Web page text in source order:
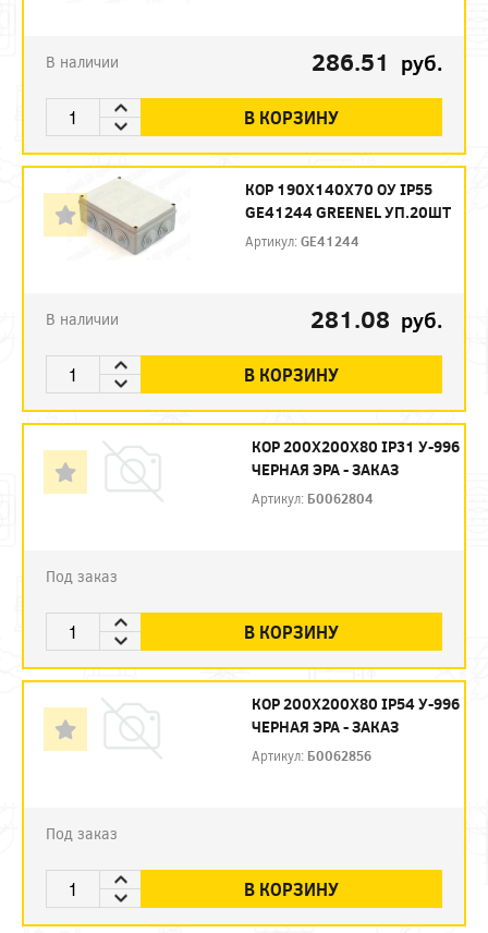
В наличии 286.51 руб.
В КОРЗИНУ
КОР 190Х140Х70 ОУ IP55
GE41244 GREENEL УП.20ШТ
Артикул:GE41244
В наличии 281.08 руб.
В КОРЗИНУ
КОР 200Х200Х80 IP31 У-996
ЧЕРНАЯ ЭРА - ЗАКАЗ
Артикул: Б0062804
Под заказ
В КОРЗИНУ
КОР 200Х200Х80 IP54 У-996
ЧЕРНАЯ ЭРА - ЗАКАЗ
Артикул: Б0062856
Под заказ
В КОРЗИНУ